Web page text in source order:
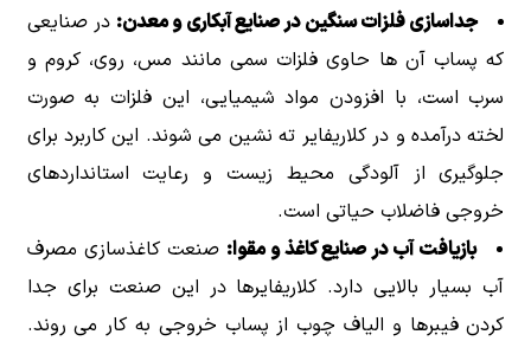
جداسازی فلزات سنگین در صنایع آبکاری و معدن: در صنایعی
که پساب آن ها حاوی فلزات سمی مانند مس، روی، کروم و
سرب است، با افزودن مواد شیمیایی، این فلزات به صورت
لخته درآمده و در کلاریفایر ته نشین می شوند. این کاربرد برای
جلوگیری از آلودگی محیط زیست و رعایت استانداردهای
خروجی فاضلاب حیاتی است.
بازیافت آب در صنایع کاغذ و مقوا: صنعت کاغذسازی مصرف
آب بسیار بالایی دارد. کلاریفایرها در این صنعت برای جدا
کردن فیبرها و الیاف چوب از پساب خروجی به کار می روند.